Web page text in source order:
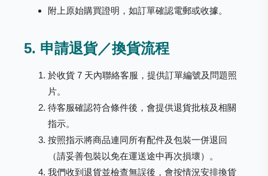
附上原始購買證明，如訂單確認電郵或收據。
5. 申請退貨／換貨流程
於收貨 7 天內聯絡客服，提供訂單編號及問題照
片。
待客服確認符合條件後，會提供退貨批核及相關
指示。
按照指示將商品連同所有配件及包裝一併退回
（請妥善包裝以免在運送途中再次損壞）。
我們收到退貨並檢查無誤後，會按情況安排換貨